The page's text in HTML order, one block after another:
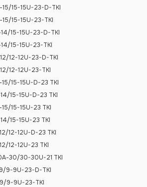
ХАРАКТЕРИСТИКИ
Основные тех.
15-15U-23-D-TKI
15-15U-23-TKI
15-15U-23-D-TKI
15-15U-23-TKI
12-12U-23-D-TKI
12-12U-23-TKI
15-15U-D-23 TKI
15-15U-D-23 TKI
15-15U-23 TKI
15-15U-23 TKI
12-12U-D-23 TKI
12-12U-23 TKI
30/30-30U-21 TKI
9-9U-23-D-TKI
9-9U-23-TKI